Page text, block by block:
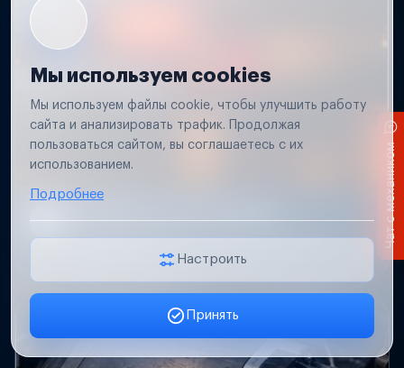
Проверим проводку и разъемы, восстановим
освещение прицепа.
Мы используем cookies
Мы используем файлы cookie, чтобы улучшить работу
сайта и анализировать трафик. Продолжая
пользоваться сайтом, вы соглашаетесь с их
использованием.
Подробнее
Настроить
Принять
Заявка онлайн
Чат с механиком